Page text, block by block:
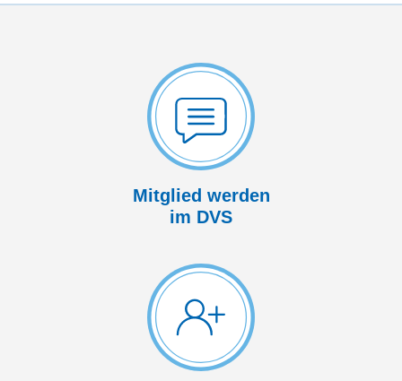
Mitglied werden
im DVS